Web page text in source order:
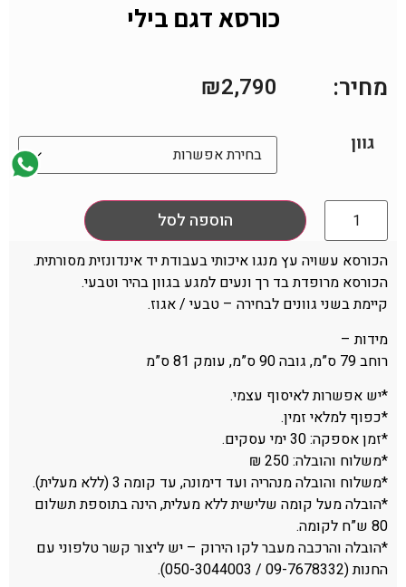
כורסא דגם בילי
מחיר: ₪2,790
גוון
הוספה לסל
הכורסא עשויה עץ מנגו איכותי בעבודת יד אינדונזית מסורתית.
הכורסא מרופדת בד רך ונעים למגע בגוון בהיר וטבעי.
קיימת בשני גוונים לבחירה – טבעי / אגוז.
מידות –
רוחב 79 ס”מ, גובה 90 ס”מ, עומק 81 ס”מ
*יש אפשרות לאיסוף עצמי.
*כפוף למלאי זמין.
*זמן אספקה: 30 ימי עסקים.
*משלוח והובלה: 250 ₪
*משלוח והובלה מנהריה ועד דימונה, עד קומה 3 (ללא מעלית).
*הובלה מעל קומה שלישית ללא מעלית, הינה בתוספת תשלום
80 ש”ח לקומה.
*הובלה והרכבה מעבר לקו הירוק – יש ליצור קשר טלפוני עם
החנות (09-7678332 / 050-3044003).